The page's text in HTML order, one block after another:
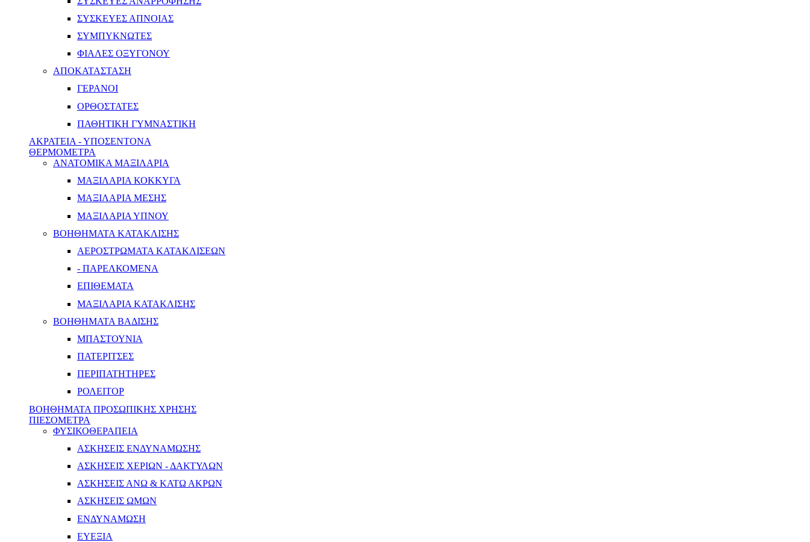
ΣΥΣΚΕΥΕΣ ΑΠΝΟΙΑΣ
ΣΥΜΠΥΚΝΩΤΕΣ
ΦΙΑΛΕΣ ΟΞΥΓΟΝΟΥ
ΑΠΟΚΑΤΑΣΤΑΣΗ
ΓΕΡΑΝΟΙ
ΟΡΘΟΣΤΑΤΕΣ
ΠΑΘΗΤΙΚΗ ΓΥΜΝΑΣΤΙΚΗ
ΑΚΡΑΤΕΙΑ - ΥΠΟΣΕΝΤΟΝΑ
ΘΕΡΜΟΜΕΤΡΑ
ΑΝΑΤΟΜΙΚΑ ΜΑΞΙΛΑΡΙΑ
ΜΑΞΙΛΑΡΙΑ ΚΟΚΚΥΓΑ
ΜΑΞΙΛΑΡΙΑ ΜΕΣΗΣ
ΜΑΞΙΛΑΡΙΑ ΥΠΝΟΥ
ΒΟΗΘΗΜΑΤΑ ΚΑΤΑΚΛΙΣΗΣ
ΑΕΡΟΣΤΡΩΜΑΤΑ ΚΑΤΑΚΛΙΣΕΩΝ
- ΠΑΡΕΛΚΟΜΕΝΑ
ΕΠΙΘΕΜΑΤΑ
ΜΑΞΙΛΑΡΙΑ ΚΑΤΑΚΛΙΣΗΣ
ΒΟΗΘΗΜΑΤΑ ΒΑΔΙΣΗΣ
ΜΠΑΣΤΟΥΝΙΑ
ΠΑΤΕΡΙΤΣΕΣ
ΠΕΡΙΠΑΤΗΤΗΡΕΣ
ΡΟΛΕΙΤΟΡ
ΒΟΗΘΗΜΑΤΑ ΠΡΟΣΩΠΙΚΗΣ ΧΡΗΣΗΣ
ΠΙΕΣΟΜΕΤΡΑ
ΦΥΣΙΚΟΘΕΡΑΠΕΙΑ
ΑΣΚΗΣΕΙΣ ΕΝΔΥΝΑΜΩΣΗΣ
ΑΣΚΗΣΕΙΣ ΧΕΡΙΩΝ - ΔΑΚΤΥΛΩΝ
ΑΣΚΗΣΕΙΣ ΑΝΩ & ΚΑΤΩ ΑΚΡΩΝ
ΑΣΚΗΣΕΙΣ ΩΜΩΝ
ΕΝΔΥΝΑΜΩΣΗ
ΕΥΕΞΙΑ